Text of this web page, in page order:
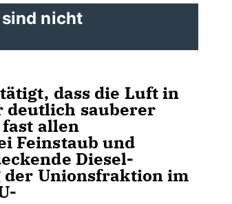
sind nicht
dass die Luft in
deutlich sauberer
allen
Feinstaub und
Diesel-
Unionsfraktion im